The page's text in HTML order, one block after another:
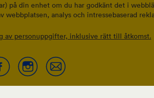
på din enhet om du har godkänt det i
webbplatsen, analys och intressebaserad
av personuppgifter, inklusive rätt till åtkomst.